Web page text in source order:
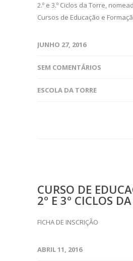
2.º e 3.º Ciclos da Torre,
Cursos de Educação e
JUNHO 27, 2016
SEM COMENTÁRIOS
ESCOLA DA TORRE
CURSO DE
2º E 3º CICLOS
FICHA DE INSCRIÇÃO
ABRIL 11, 2016